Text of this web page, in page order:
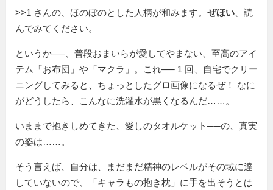
>>1 さんの、ほのぼのとした人柄が和みます。 ぜほい 、読
んでみてください。
というか──、普段おまいらが愛してやまない、至高のアイ
テム「お布団」や「マクラ」。これ── 1 回、自宅でクリー
ニングしてみると、ちょっとしたグロ画像になるぜ！ なに
がどうしたら、こんなに洗濯水が黒くなるんだ……。
いままで抱きしめてきた、愛しのタオルケット──の、真実
の姿は……。
そう言えば、自分は、まだまだ精神のレベルがその域に達
していないので、「キャラもの抱き枕」に手を出そうとは